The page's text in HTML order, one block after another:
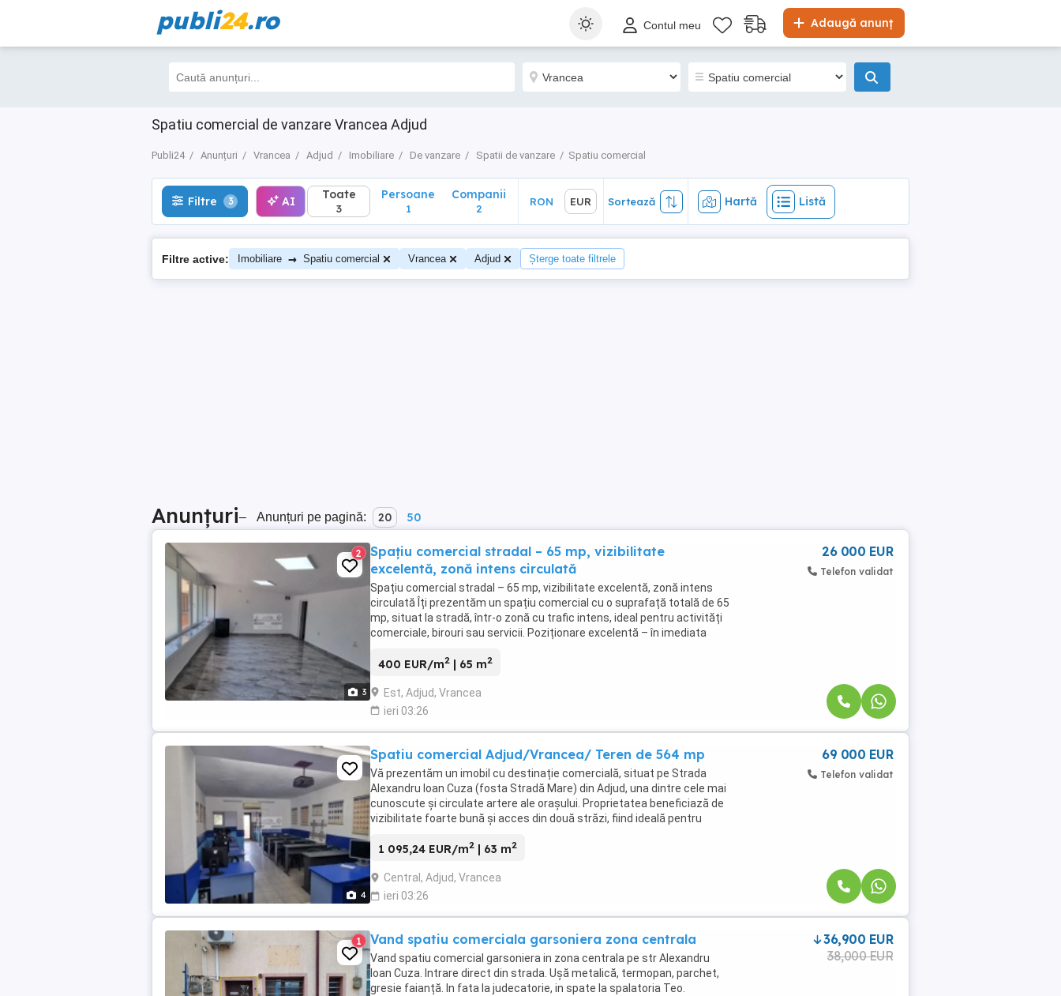
publi24.ro Adaugă anunț
Contul meu
Spatiu comercial de vanzare Vrancea Adjud
Publi24 Anunțuri Vrancea Adjud Imobiliare De vanzare Spatii de vanzare Spatiu comercial
Filtre 3 AI EUR Sortează Hartă Listă
Filtre 3 AI Toate
3
Persoane
1
Companii
2
RON EUR Sortează Hartă Listă
Filtre active: Imobiliare → Spatiu comercial Vrancea Adjud Șterge toate filtrele
Anunțuri– Anunțuri pe pagină: 20 50
3
2
Spațiu comercial stradal – 65 mp, vizibilitate
excelentă, zonă intens circulată
Spațiu comercial stradal – 65 mp, vizibilitate excelentă, zonă intens
circulată Îți prezentăm un spațiu comercial cu o suprafață totală de 65
mp, situat la stradă, într-o zonă cu trafic intens, ideal pentru activități
comerciale, birouri sau servicii. Poziționare excelentă – în imediata
400 EUR/m2 | 65 m2
Est, Adjud, Vrancea
ieri 03:26
26 000 EUR
Telefon validat
4
Spatiu comercial Adjud/Vrancea/ Teren de 564 mp
Vă prezentăm un imobil cu destinație comercială, situat pe Strada
Alexandru Ioan Cuza (fosta Stradă Mare) din Adjud, una dintre cele mai
cunoscute și circulate artere ale orașului. Proprietatea beneficiază de
vizibilitate foarte bună și acces din două străzi, fiind ideală pentru
1 095,24 EUR/m2 | 63 m2
Central, Adjud, Vrancea
ieri 03:26
69 000 EUR
Telefon validat
1 Vand spatiu comerciala garsoniera zona centrala
Vand spatiu comercial garsoniera in zona centrala pe str Alexandru
Ioan Cuza. Intrare direct din strada. Ușă metalică, termopan, parchet,
gresie faianță. In fata la judecatorie, in spate la spalatoria Teo.
36,900 EUR
38,000 EUR